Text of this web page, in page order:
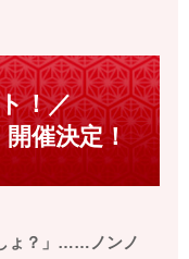
！／
催決定！
ょ？」……ノンノ